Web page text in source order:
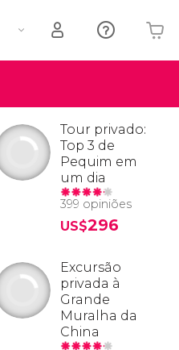
Tour privado:
Top 3 de
Pequim em
um dia
399 opiniões
US$296
Excursão
privada à
Grande
Muralha da
China